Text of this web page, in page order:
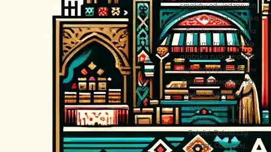
smaków odwiedzanych
miejsc. Kuchnia Arabska
– Egzotyczne smaki na
polskim stole Kuchnia
arabska zyskuje coraz
większą popularność w
Polsce. Dlatego też, na
stołach pojawiają się
potrawy takie jak
Hommos (Humus),
Falafel, Dolma czy
Zaatar. Co więcej,